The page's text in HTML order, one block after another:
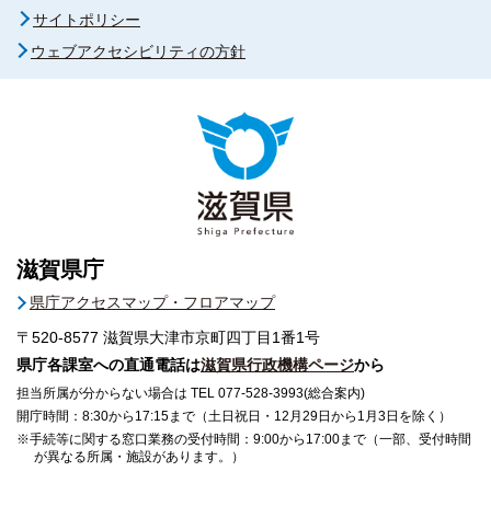
サイトポリシー
ウェブアクセシビリティの方針
滋賀県庁
県庁アクセスマップ・フロアマップ
〒520-8577 滋賀県大津市京町四丁目1番1号
県庁各課室への直通電話は滋賀県行政機構ページから
担当所属が分からない場合は TEL 077-528-3993(総合案内)
開庁時間：8:30から17:15まで（土日祝日・12月29日から1月3日を除く）
※手続等に関する窓口業務の受付時間：9:00から17:00まで（一部、受付時間
が異なる所属・施設があります。）